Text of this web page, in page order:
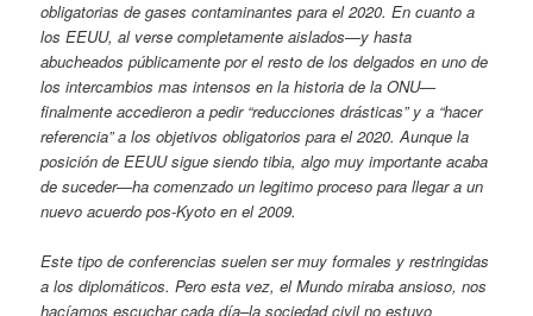
obligatorias de gases contaminantes para el 2020. En cuanto a
los EEUU, al verse completamente aislados—y hasta
abucheados públicamente por el resto de los delgados en uno de
los intercambios mas intensos en la historia de la ONU—
finalmente accedieron a pedir “reducciones drásticas” y a “hacer
referencia” a los objetivos obligatorios para el 2020. Aunque la
posición de EEUU sigue siendo tibia, algo muy importante acaba
de suceder—ha comenzado un legitimo proceso para llegar a un
nuevo acuerdo pos-Kyoto en el 2009.
Este tipo de conferencias suelen ser muy formales y restringidas
a los diplomáticos. Pero esta vez, el Mundo miraba ansioso, nos
hacíamos escuchar cada día–la sociedad civil no estuvo